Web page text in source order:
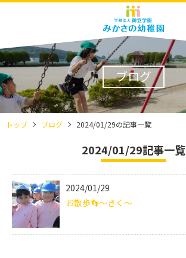
ブログ
トップ ブログ 2024/01/29の記事一覧
2024/01/29記事一覧
2024/01/29
お散歩👣～きく～